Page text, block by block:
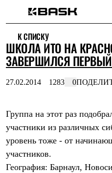
Интернет-магазин
Мужская одежда
Утепленная пухом
Куртки
Жилеты
Куртки
Брюки
Штормовая одежда
Куртки
Софтшелл одежда
Куртки
К СПИСКУ
ШКОЛА ИТО НА
ЗАВЕРШИЛСЯ
27.02.2014 1283 0
Группа на этот раз
участники из различных
уровень тоже - от
участников.
География: Барнаул,